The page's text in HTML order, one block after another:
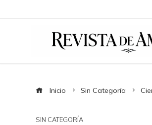
Inicio Sin Categoría
SIN CATEGORÍA